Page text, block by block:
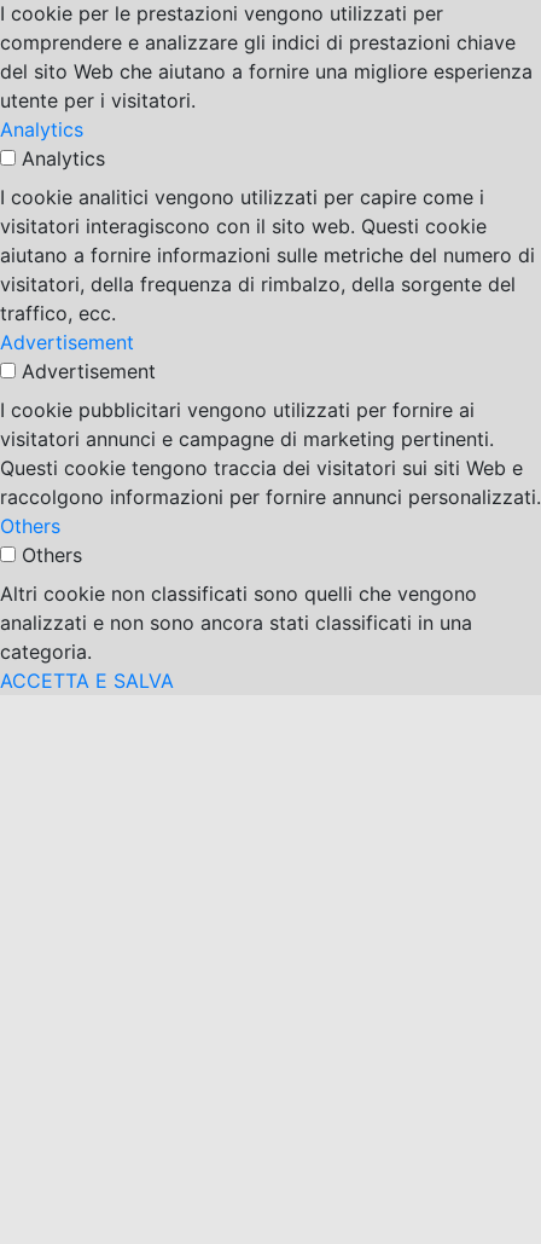
I cookie per le prestazioni vengono utilizzati per
comprendere e analizzare gli indici di prestazioni chiave
del sito Web che aiutano a fornire una migliore esperienza
utente per i visitatori.
Analytics
Analytics
I cookie analitici vengono utilizzati per capire come i
visitatori interagiscono con il sito web. Questi cookie
aiutano a fornire informazioni sulle metriche del numero di
visitatori, della frequenza di rimbalzo, della sorgente del
traffico, ecc.
Advertisement
Advertisement
I cookie pubblicitari vengono utilizzati per fornire ai
visitatori annunci e campagne di marketing pertinenti.
Questi cookie tengono traccia dei visitatori sui siti Web e
raccolgono informazioni per fornire annunci personalizzati.
Others
Others
Altri cookie non classificati sono quelli che vengono
analizzati e non sono ancora stati classificati in una
categoria.
ACCETTA E SALVA